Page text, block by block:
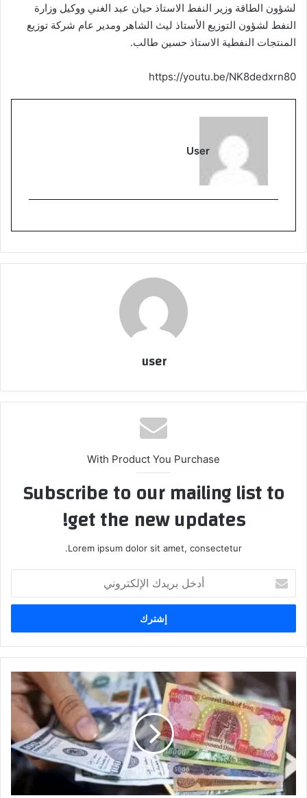
لشؤون الطاقة وزير النفط الاستاذ حيان عبد الغني ووكيل وزارة
النفط لشؤون التوزيع الأستاذ ليث الشاهر ومدير عام شركة توزيع
المنتجات النفطية الاستاذ حسين طالب.
https://youtu.be/NK8dedxrn80
User
user
With Product You Purchase
Subscribe to our mailing list to
get the new updates!
Lorem ipsum dolor sit amet, consectetur.
بريدك
الإلكتروني
أسعار
الدولار
في
الأسواق
العراقية